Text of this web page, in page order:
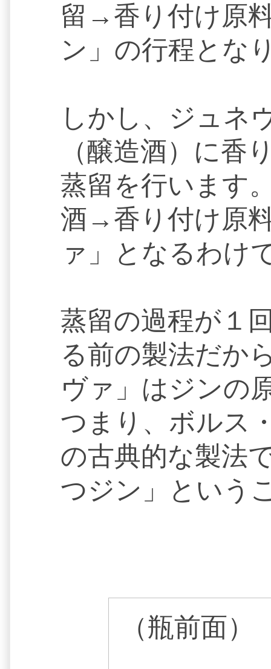
留→香り付け原
ン」の行程とな
しかし、ジュネ
（醸造酒）に香
蒸留を行います
酒→香り付け原
ァ」となるわけ
蒸留の過程が１
る前の製法だか
ヴァ」はジンの
つまり、ボルス
の古典的な製法
つジン」という
（瓶前面）